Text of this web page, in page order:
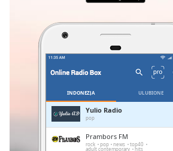
Remaining
INDONEZJA ULUBIONE
Yulio Radio
pop
Prambors FM
rock pop news top40
adult contemporary hits